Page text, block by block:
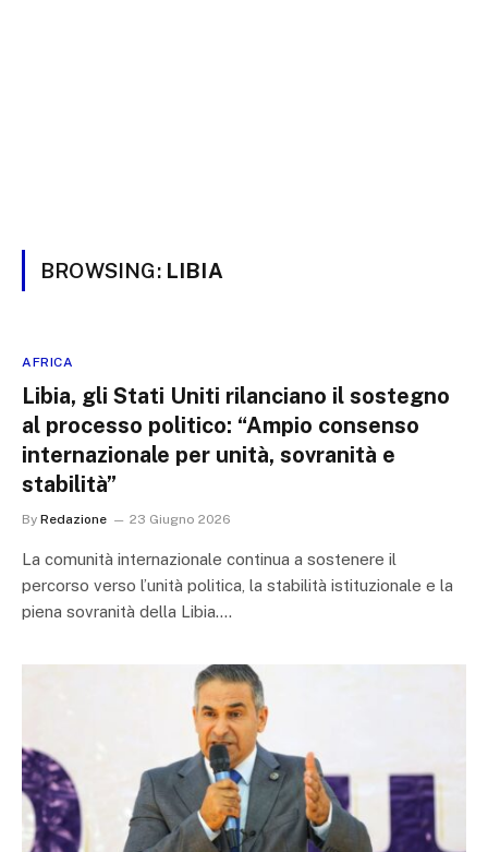
BROWSING: LIBIA
AFRICA
Libia, gli Stati Uniti rilanciano il sostegno
al processo politico: “Ampio consenso
internazionale per unità, sovranità e
stabilità”
By Redazione 23 Giugno 2026
La comunità internazionale continua a sostenere il
percorso verso l’unità politica, la stabilità istituzionale e la
piena sovranità della Libia.…